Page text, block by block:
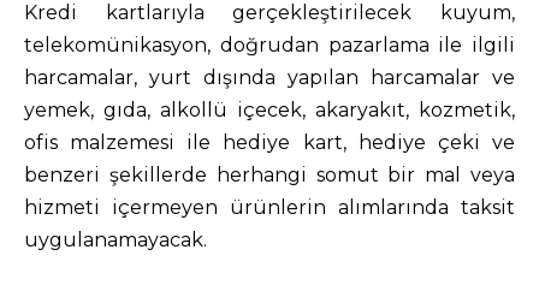
Kredi kartlarıyla gerçekleştirilecek kuyum,
telekomünikasyon, doğrudan pazarlama ile ilgili
harcamalar, yurt dışında yapılan harcamalar ve
yemek, gıda, alkollü içecek, akaryakıt, kozmetik,
ofis malzemesi ile hediye kart, hediye çeki ve
benzeri şekillerde herhangi somut bir mal veya
hizmeti içermeyen ürünlerin alımlarında taksit
uygulanamayacak.